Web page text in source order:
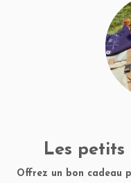
Les
Offrez un bon cadeau